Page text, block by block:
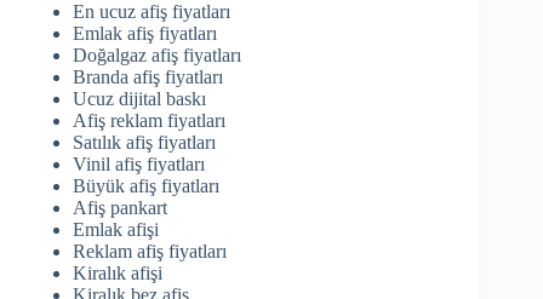
En ucuz afiş fiyatları
Emlak afiş fiyatları
Doğalgaz afiş fiyatları
Branda afiş fiyatları
Ucuz dijital baskı
Afiş reklam fiyatları
Satılık afiş fiyatları
Vinil afiş fiyatları
Büyük afiş fiyatları
Afiş pankart
Emlak afişi
Reklam afiş fiyatları
Kiralık afişi